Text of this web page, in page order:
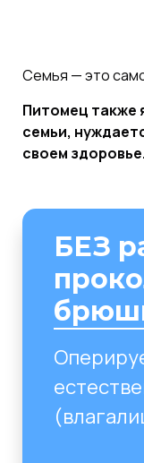
Семья — это
Питомец также
семьи,
своем здоровье.
БЕЗ